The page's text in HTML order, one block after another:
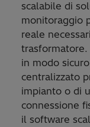
scalabile di
monitoraggio
reale
in modo
centralizzato
impianto o di
connessione
il software